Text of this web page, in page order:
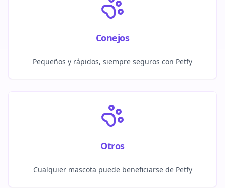
Conejos
Pequeños y rápidos, siempre seguros con Petfy
Otros
Cualquier mascota puede beneficiarse de Petfy